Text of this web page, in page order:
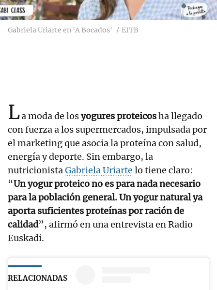
Gabriela Uriarte en 'A Bocados' EITB
La moda de losyogures proteicosha llegado
con fuerza a los supermercados, impulsada por
el marketing que asocia la proteína con salud,
energía y deporte. Sin embargo, la
nutricionistaGabriela Uriarte lo tiene claro:
“Un yogur proteico no es para nada necesario
para la población general. Un yogur natural ya
aporta suficientes proteínas por ración de
calidad”, afirmó en una entrevista en Radio
Euskadi.
RELACIONADAS